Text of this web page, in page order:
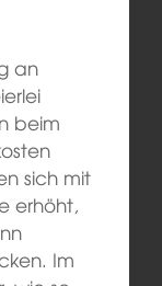
an
beim
sich mit
erhöht,
Im